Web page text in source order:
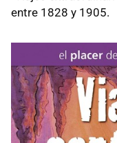
entre 1828 y 1905.